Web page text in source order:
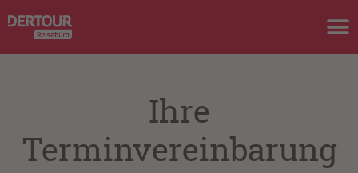
Ihre
Terminvereinbarung